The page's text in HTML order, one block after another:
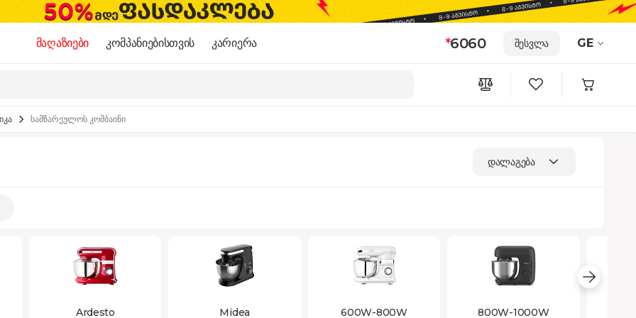
მაღაზიები კომპანიებისთვის კარიერა *6060 შესვლა GE
სამზარეულოს კომბაინი
დალაგება
Ardesto Midea 600W-800W 800W-1000W